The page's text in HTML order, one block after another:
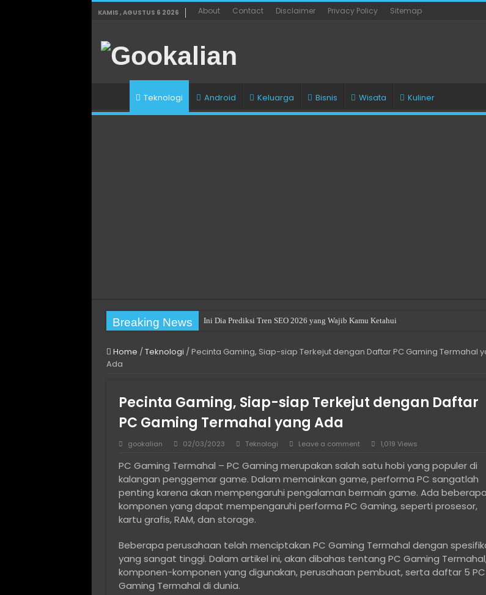
KAMIS , AGUSTUS 6 2026 About Contact Disclaimer Privacy Policy Sitemap
Teknologi Android Keluarga Bisnis Wisata Kuliner
Breaking News Ini Dia Prediksi Tren SEO 2026 yang Wajib Kamu Ketahui
Home / Teknologi / Pecinta Gaming, Siap-siap Terkejut dengan Daftar PC Gaming Termahal
Ada
Pecinta Gaming, Siap-siap Terkejut dengan Daftar
PC Gaming Termahal yang Ada
gookalian 02/03/2023 Teknologi Leave a comment 1,019 Views
PC Gaming Termahal – PC Gaming merupakan salah satu hobi yang populer di
kalangan penggemar game. Dalam memainkan game, performa PC sangatlah
penting karena akan mempengaruhi pengalaman bermain game. Ada beberapa
komponen yang dapat mempengaruhi performa PC Gaming, seperti prosesor,
kartu grafis, RAM, dan storage.
Beberapa perusahaan telah menciptakan PC Gaming Termahal dengan
yang sangat tinggi. Dalam artikel ini, akan dibahas tentang PC Gaming
komponen-komponen yang digunakan, perusahaan pembuat, serta daftar 5 PC
Gaming Termahal di dunia.